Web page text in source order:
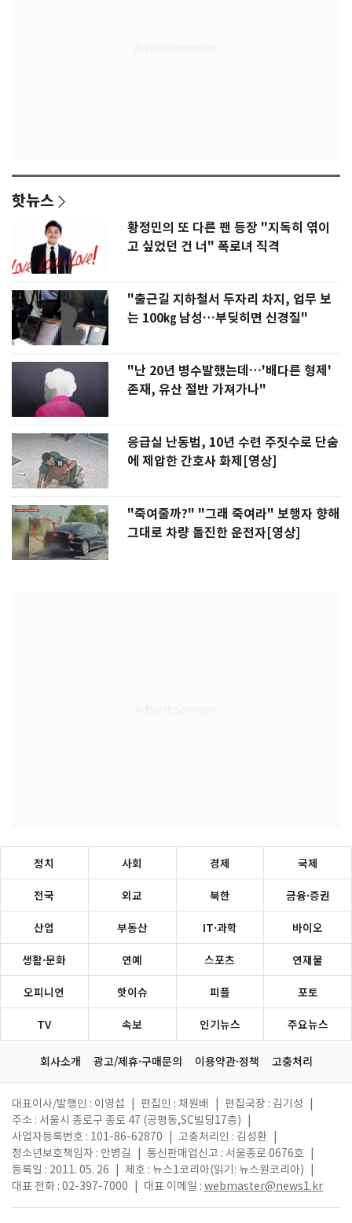
핫뉴스
황정민의 또 다른 팬 등장 "지독히 엮이
고 싶었던 건 너" 폭로녀 직격
"출근길 지하철서 두자리 차지, 업무 보
는 100㎏ 남성…부딪히면 신경질"
"난 20년 병수발했는데…'배다른 형제'
존재, 유산 절반 가져가나"
응급실 난동범, 10년 수련 주짓수로 단숨
에 제압한 간호사 화제[영상]
"죽여줄까?" "그래 죽여라" 보행자 향해
그대로 차량 돌진한 운전자[영상]
정치 사회 경제 국제
전국 외교 북한 금융·증권
산업 부동산 IT·과학 바이오
생활·문화 연예 스포츠 연재물
오피니언 핫이슈 피플 포토
TV 속보 인기뉴스 주요뉴스
회사소개 광고/제휴·구매문의 이용약관·정책 고충처리
대표이사/발행인 : 이영섭 편집인 : 채원배 편집국장 : 김기성
주소 : 서울시 종로구 종로 47 (공평동,SC빌딩17층)
사업자등록번호 : 101-86-62870
고충처리인 : 김성환
청소년보호책임자 : 안병길
통신판매업신고 : 서울종로 0676호
등록일 : 2011. 05. 26
제호 : 뉴스1코리아(읽기: 뉴스원코리아)
대표 전화 : 02-397-7000
대표 이메일 : webmaster@news1.kr